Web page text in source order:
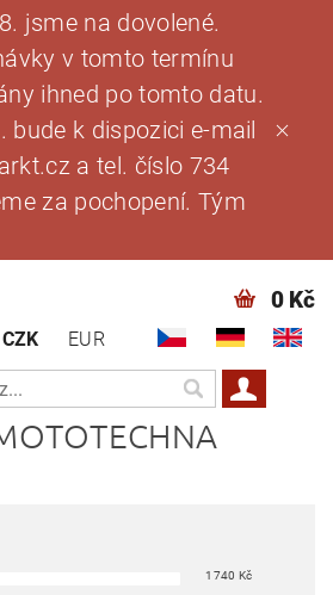
jsme na dovolené.
v tomto termínu
ihned po tomto datu.
bude k dispozici e-mail
a tel. číslo 734
za pochopení. Tým
CZK EUR
0 Kč
1740 Kč